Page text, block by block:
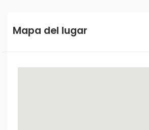
Mapa del lugar